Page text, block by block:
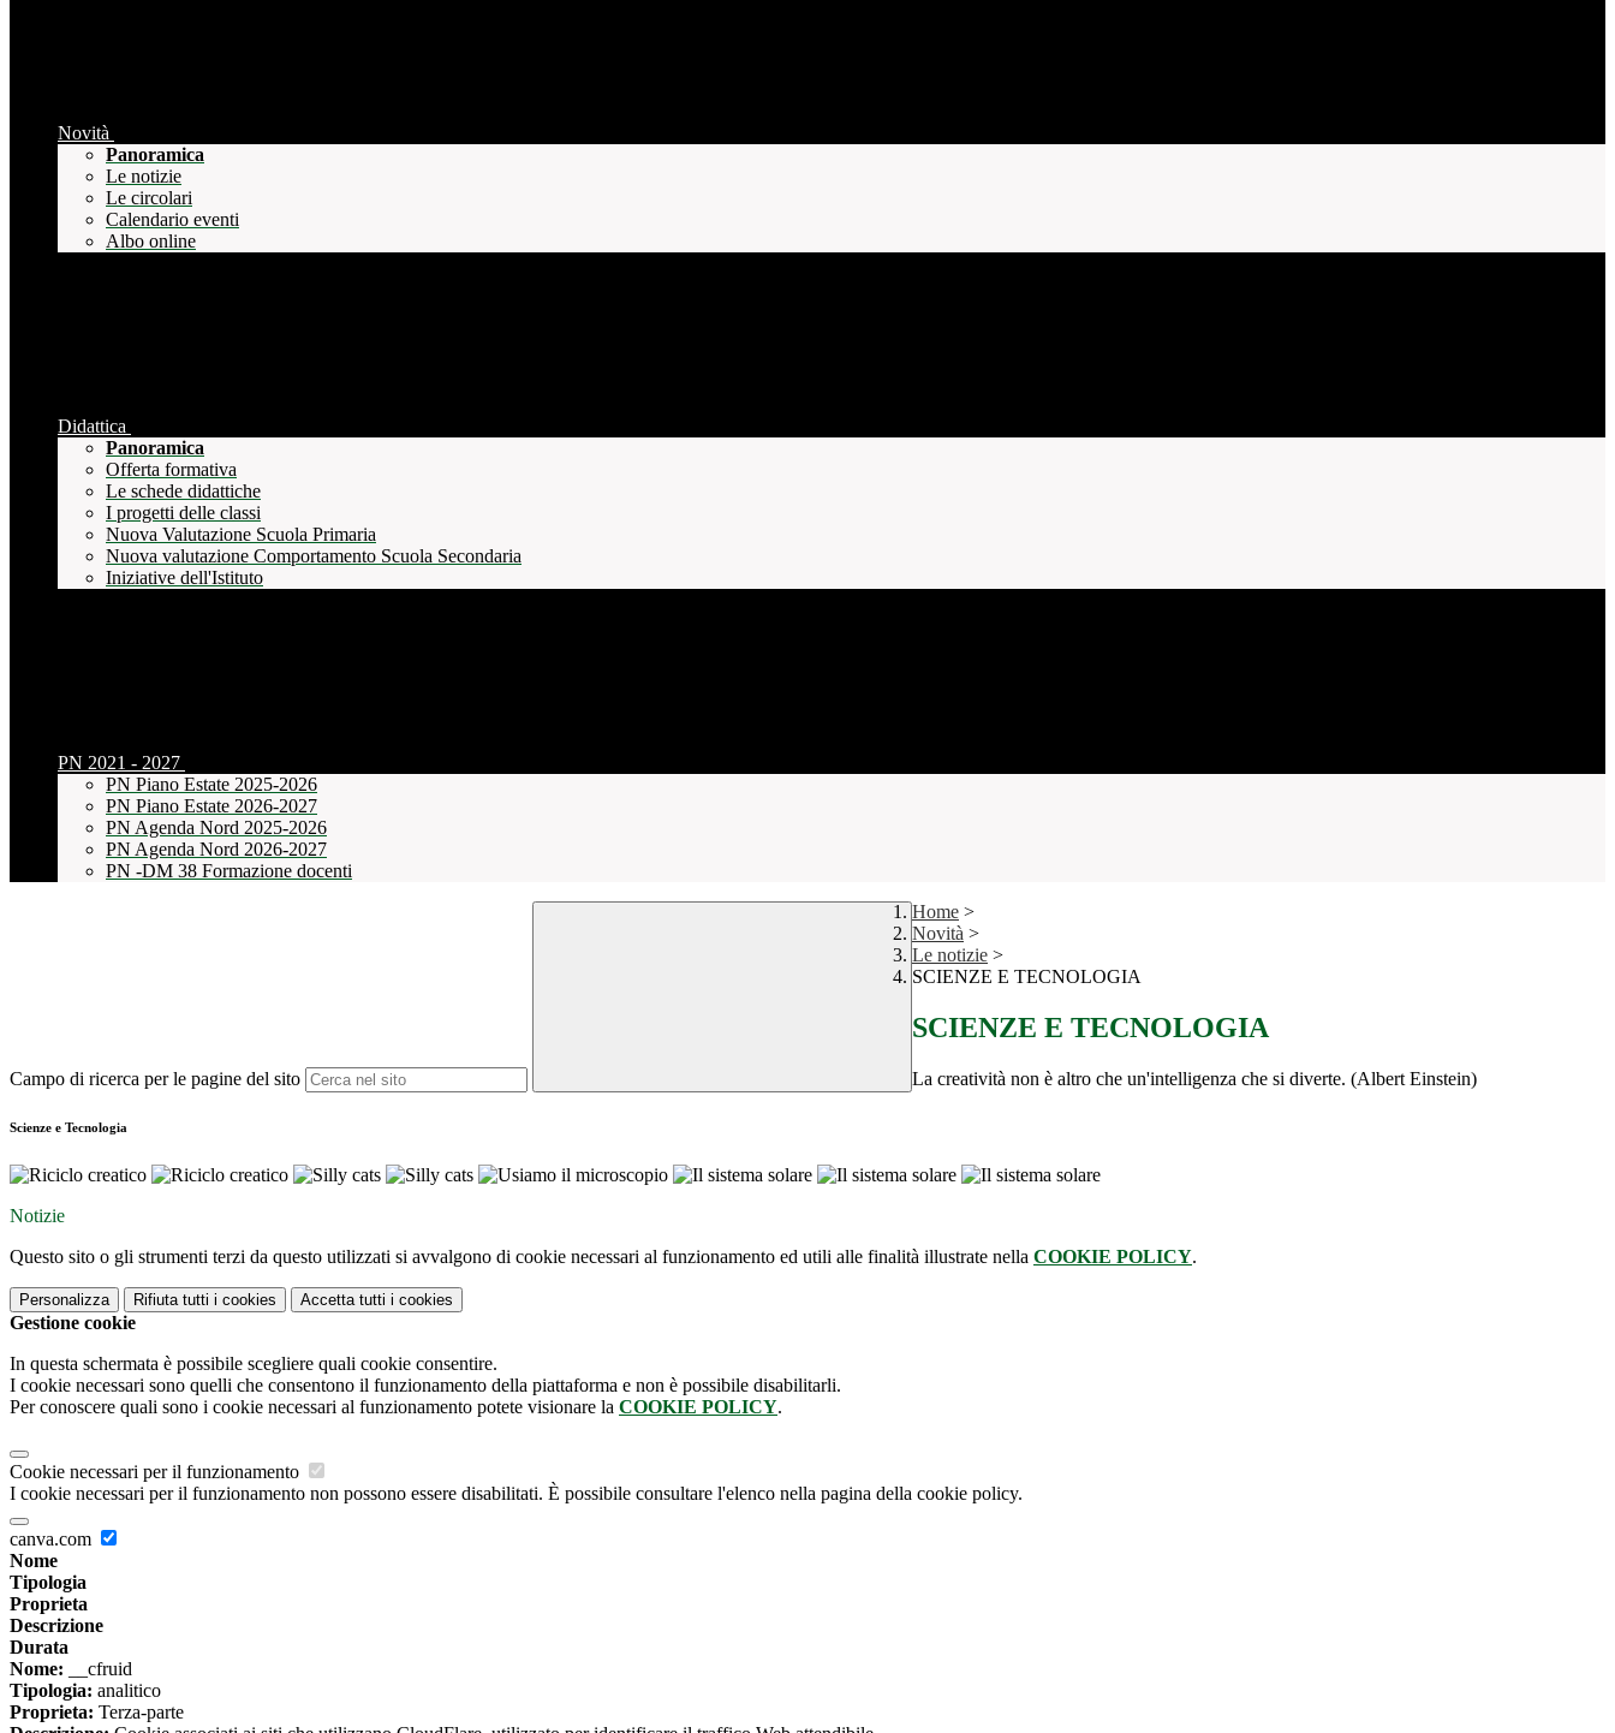
Novità
Panoramica
Le notizie
Le circolari
Calendario eventi
Albo online
Didattica
Panoramica
Offerta formativa
Le schede didattiche
I progetti delle classi
Nuova Valutazione Scuola Primaria
Nuova valutazione Comportamento Scuola Secondaria
Iniziative dell'Istituto
PN 2021 - 2027
PN Piano Estate 2025-2026
PN Piano Estate 2026-2027
PN Agenda Nord 2025-2026
PN Agenda Nord 2026-2027
PN -DM 38 Formazione docenti
Campo di ricerca per le pagine del sito
Home >
Novità >
Le notizie >
SCIENZE E TECNOLOGIA
SCIENZE E TECNOLOGIA
La creatività non è altro che un'intelligenza che si diverte. (Albert Einstein)
Scienze e Tecnologia
Notizie
Questo sito o gli strumenti terzi da questo utilizzati si avvalgono di cookie necessari al funzionamento ed utili alle finalità illustrate nella COOKIE POLICY.
Personalizza Rifiuta tutti i cookies Accetta tutti i cookies
Gestione cookie
In questa schermata è possibile scegliere quali cookie consentire.
I cookie necessari sono quelli che consentono il funzionamento della piattaforma e non è possibile disabilitarli.
Per conoscere quali sono i cookie necessari al funzionamento potete visionare la COOKIE POLICY.
Cookie necessari per il funzionamento
I cookie necessari per il funzionamento non possono essere disabilitati. È possibile consultare l'elenco nella pagina della cookie policy.
canva.com
Nome
Tipologia
Proprieta
Descrizione
Durata
Nome: __cfruid
Tipologia: analitico
Proprieta: Terza-parte